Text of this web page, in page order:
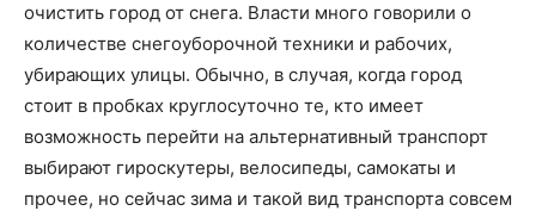
очистить город от снега. Власти много говорили о
количестве снегоуборочной техники и рабочих,
убирающих улицы. Обычно, в случая, когда город
стоит в пробках круглосуточно те, кто имеет
возможность перейти на альтернативный транспорт
выбирают гироскутеры, велосипеды, самокаты и
прочее, но сейчас зима и такой вид транспорта совсем